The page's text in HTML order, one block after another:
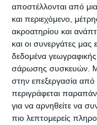
αποστέλλονται από
και περιεχόμενο,
ακροατηρίου και
και οι συνεργάτες μας
δεδομένα
σάρωσης συσκευών.
στην επεξεργασία
περιγράφεται
για να αρνηθείτε να
πιο λεπτομερείς
διανομέα.
Στην
απαραίτητο
Είτε βρίσκεται
περίπτερο,
πελατών και
χώρο καθαρό